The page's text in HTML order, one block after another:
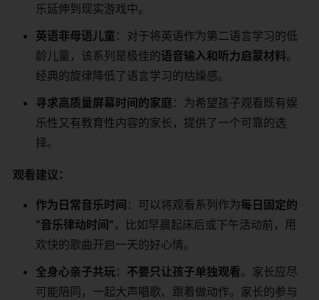
乐延伸到现实游戏中。
英语非母语儿童 ：对于将英语作为第二语言学习的低
龄儿童，该系列是极佳的语音输入和听力启蒙材料。
经典的旋律降低了语言学习的枯燥感。
寻求高质量屏幕时间的家庭 ：为希望孩子观看既有娱
乐性又有教育性内容的家长，提供了一个可靠的选
择。
观看建议：
作为日常音乐时间 ：可以将观看系列作为每日固定的
“音乐律动时间” ，比如早晨起床后或下午活动前，用
欢快的歌曲开启一天的好心情。
全身心亲子共玩： 不要只让孩子单独观看。家长应尽
可能陪同，一起大声唱歌、跟着做动作。家长的参与